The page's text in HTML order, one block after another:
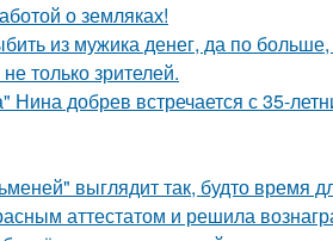
о земляках!
из мужика денег, да по больше,
только зрителей.
добрев встречается с 35-
выглядит так, будто время
аттестатом и решила